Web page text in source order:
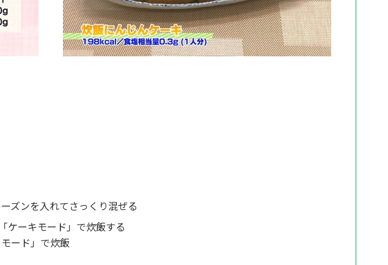
ズンを入れてさっくり混ぜる
ケーキモード」で炊飯する
ード」で炊飯